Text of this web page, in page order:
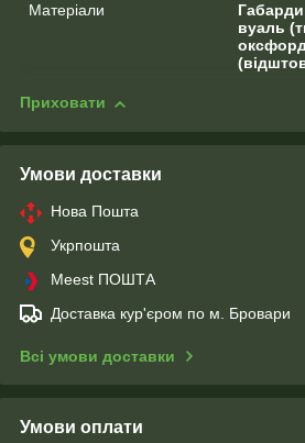
Матеріали
вуаль
Приховати
Умови доставки
Нова Пошта
Укрпошта
Meest ПОШТА
Доставка кур'єром по м. Бровари
Всі умови доставки
Умови оплати